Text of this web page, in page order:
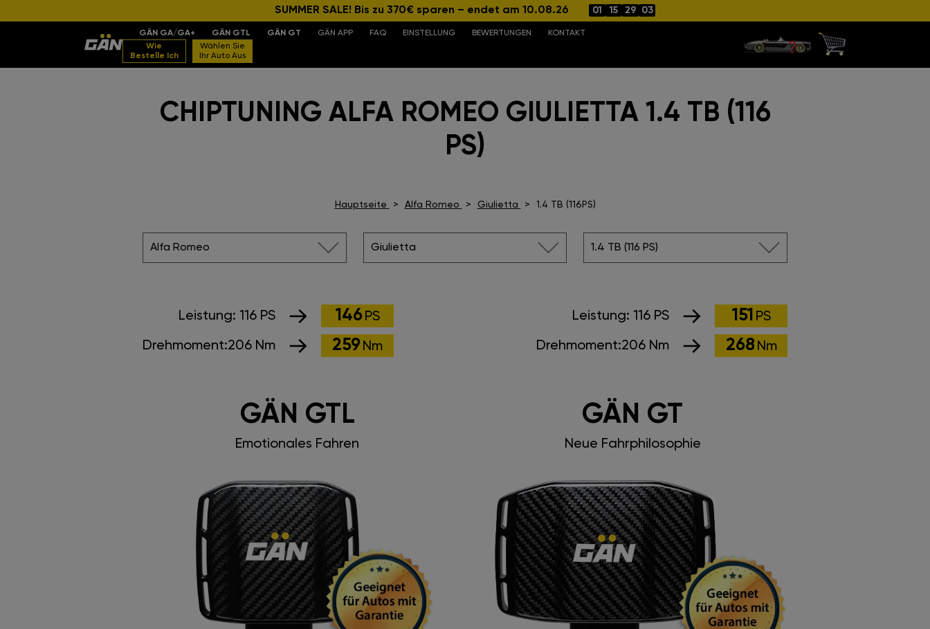
SUMMER SALE! Bis zu 370€ sparen – endet am 10.08.26 01 15 29 02
GÄN GA/GA+ GÄN GTL GÄN GT GÄN APP FAQ EINSTELLUNG BEWERTUNGEN
KONTAKT
Wie
Bestelle Ich
Wählen Sie
Ihr Auto Aus
CHIPTUNING ALFA ROMEO GIULIETTA 1.4 TB (116
PS)
Hauptseite Alfa Romeo Giulietta 1.4 TB (116PS)
Alfa Romeo Giulietta 1.4 TB (116 PS)
Leistung: 116 PS 151 PS
Drehmoment:206 Nm 268 Nm
Leistung: 116 PS 146 PS
Drehmoment:206 Nm 259 Nm
GÄN GT
Neue Fahrphilosophie
GÄN GTL
Emotionales Fahren